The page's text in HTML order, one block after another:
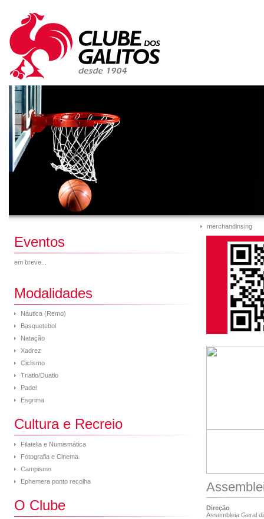
Eventos
em breve...
Modalidades
Náutica (Remo)
Basquetebol
Natação
Xadrez
Ciclismo
Triatlo/Duatlo
Padel
Esgrima
Cultura e Recreio
Filatelia e Numismática
Fotografia e Cinema
Campismo
Ephemera ponto recolha
O Clube
merchandinsing
Direção
Assembleia Geral